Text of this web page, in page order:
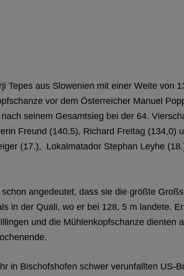
Tepes aus Slowenien mit einer Weite von
vor dem Österreicher Manuel
seinem Gesamtsieg bei der 64.
Freund (140,5), Richard Freitag (134,0)
(17.), Lokalmatador Stephan Leyhe
angedeutet, dass sie die größte
in der Quali, wo er bei 128, 5 m landete.
und die Mühlenkopfschanze dienten
in Bischofshofen schwer verunfallten US-